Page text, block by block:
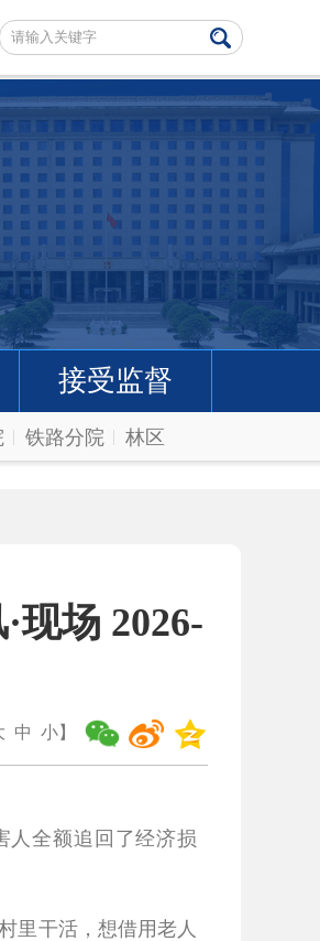
接受监督
铁路分院 林区
现场 2026-
中 小】
人全额追回了经济损
里干活，想借用老人